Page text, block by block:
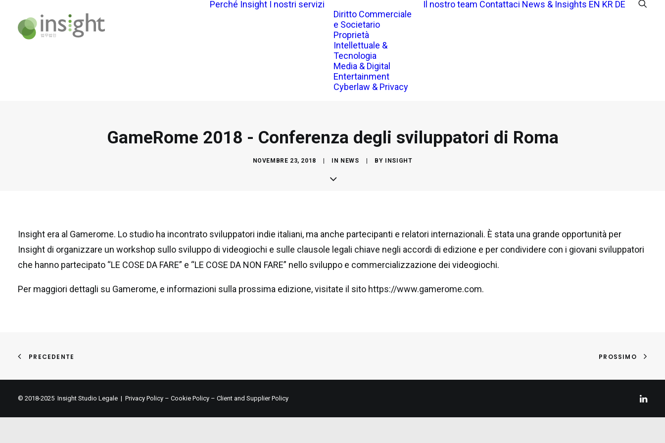
Perché Insight I nostri servizi
Diritto Commerciale
e Societario
Proprietà
Intellettuale &
Tecnologia
Media & Digital
Entertainment
Cyberlaw & Privacy
Il nostro team Contattaci News & Insights EN KR DE
GameRome 2018 - Conferenza degli sviluppatori di Roma
NOVEMBRE 23, 2018 IN NEWS BY INSIGHT
Insight era al Gamerome. Lo studio ha incontrato sviluppatori indie italiani, ma anche partecipanti e relatori internazionali. È stata una grande opportunità per
Insight di organizzare un workshop sullo sviluppo di videogiochi e sulle clausole legali chiave negli accordi di edizione e per condividere con i giovani sviluppatori
che hanno partecipato “LE COSE DA FARE” e “LE COSE DA NON FARE” nello sviluppo e commercializzazione dei videogiochi.
Per maggiori dettagli su Gamerome, e informazioni sulla prossima edizione, visitate il sito https://www.gamerome.com.
PRECEDENTE PROSSIMO
© 2018-2025 Insight Studio Legale | Privacy Policy – Cookie Policy – Client and Supplier Policy